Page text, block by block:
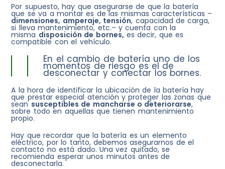
Por supuesto, hay que asegurarse de que la batería
que se va a montar es de las mismas características –
dimensiones, amperaje, tensión, capacidad de carga,
si lleva mantenimiento, etc.– y cuenta con la
misma disposición de bornes, es decir, que es
compatible con el vehículo.
En el cambio de batería uno de los
momentos de riesgo es el de
desconectar y conectar los bornes.
A la hora de identificar la ubicación de la batería hay
que prestar especial atención y proteger las zonas que
sean susceptibles de mancharse o deteriorarse,
sobre todo en aquellas que tienen mantenimiento
propio.
Hay que recordar que la batería es un elemento
eléctrico, por lo tanto, debemos asegurarnos de el
contacto no está dado. Una vez quitado, se
recomienda esperar unos minutos antes de
desconectarla.